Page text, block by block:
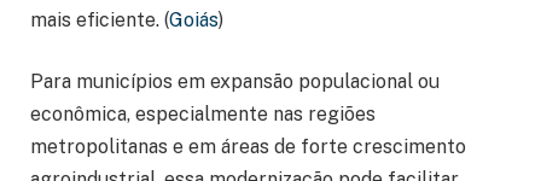
mais eficiente. (Goiás)
Para municípios em expansão populacional ou
econômica, especialmente nas regiões
metropolitanas e em áreas de forte crescimento